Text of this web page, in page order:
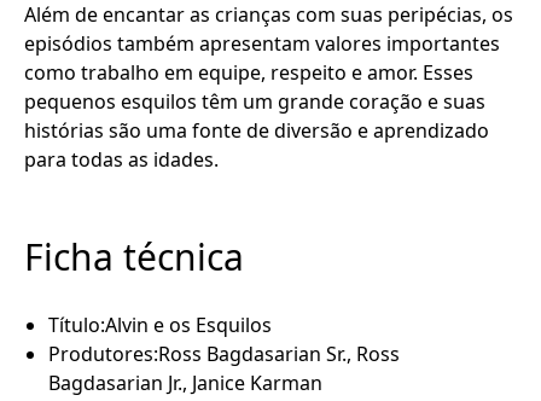
Além de encantar as crianças com suas peripécias, os
episódios também apresentam valores importantes
como trabalho em equipe, respeito e amor. Esses
pequenos esquilos têm um grande coração e suas
histórias são uma fonte de diversão e aprendizado
para todas as idades.
Ficha técnica
Título:Alvin e os Esquilos
Produtores:Ross Bagdasarian Sr., Ross
Bagdasarian Jr., Janice Karman